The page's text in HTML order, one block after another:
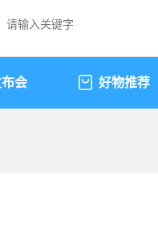
会 好物推荐